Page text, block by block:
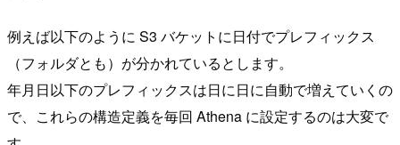
例えば以下のように S3 バケットに日付でプレフィックス
（フォルダとも）が分かれているとします。
年月日以下のプレフィックスは日に日に自動で増えていくの
で、これらの構造定義を毎回 Athena に設定するのは大変で